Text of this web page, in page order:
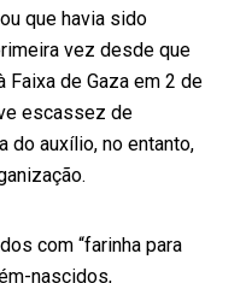
que havia sido
vez desde que
de Gaza em 2 de
escassez de
do auxílio, no entanto,
com “farinha para
nascidos,